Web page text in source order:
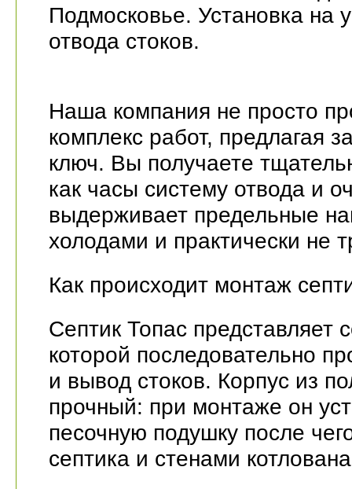
Подмосковье. Установка на
отвода стоков.
Наша компания не просто
комплекс работ, предлагая
ключ. Вы получаете
как часы систему отвода и
выдерживает предельные
холодами и практически не
Как происходит монтаж
Септик Топас представляет
которой последовательно
и вывод стоков. Корпус из
прочный: при монтаже он
песочную подушку после
септика и стенами